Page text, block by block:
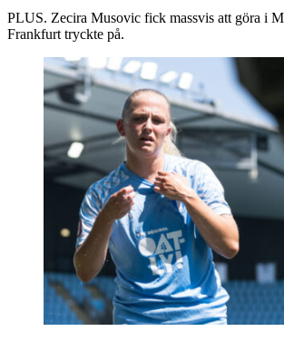
PLUS. Zecira Musovic fick massvis att göra i
Frankfurt tryckte på.